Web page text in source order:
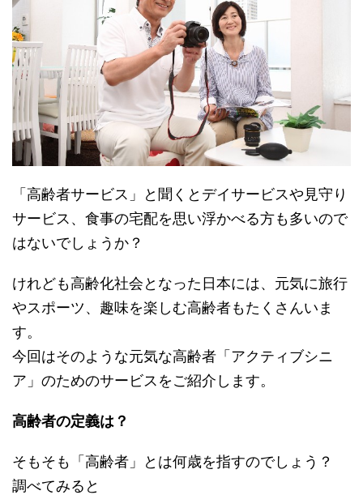
「高齢者サービス」と聞くとデイサービスや見守り
サービス、食事の宅配を思い浮かべる方も多いので
はないでしょうか？
けれども高齢化社会となった日本には、元気に旅行
やスポーツ、趣味を楽しむ高齢者もたくさんいま
す。
今回はそのような元気な高齢者「アクティブシニ
ア」のためのサービスをご紹介します。
高齢者の定義は？
そもそも「高齢者」とは何歳を指すのでしょう？
調べてみると